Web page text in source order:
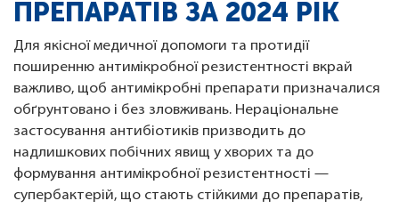
ПРЕПАРАТІВ ЗА 2024 РІК
Для якісної медичної допомоги та протидії
поширенню антимікробної резистентності вкрай
важливо, щоб антимікробні препарати призначалися
обґрунтовано і без зловживань. Нераціональне
застосування антибіотиків призводить до
надлишкових побічних явищ у хворих та до
формування антимікробної резистентності —
супербактерій, що стають стійкими до препаратів,